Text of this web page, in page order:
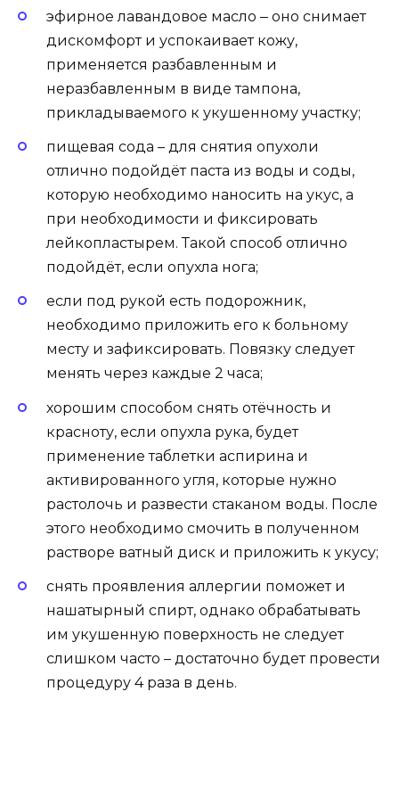
эфирное лавандовое масло ‒ оно снимает
дискомфорт и успокаивает кожу,
применяется разбавленным и
неразбавленным в виде тампона,
прикладываемого к укушенному участку;
пищевая сода – для снятия опухоли
отлично подойдёт паста из воды и соды,
которую необходимо наносить на укус, а
при необходимости и фиксировать
лейкопластырем. Такой способ отлично
подойдёт, если опухла нога;
если под рукой есть подорожник,
необходимо приложить его к больному
месту и зафиксировать. Повязку следует
менять через каждые 2 часа;
хорошим способом снять отёчность и
красноту, если опухла рука, будет
применение таблетки аспирина и
активированного угля, которые нужно
растолочь и развести стаканом воды. После
этого необходимо смочить в полученном
растворе ватный диск и приложить к укусу;
снять проявления аллергии поможет и
нашатырный спирт, однако обрабатывать
им укушенную поверхность не следует
слишком часто – достаточно будет провести
процедуру 4 раза в день.